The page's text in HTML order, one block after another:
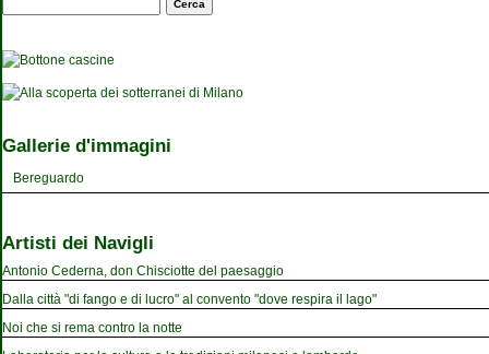
Gallerie d'immagini
Bereguardo
Artisti dei Navigli
Antonio Cederna, don Chisciotte del paesaggio
Dalla città "di fango e di lucro" al convento "dove respira il lago"
Noi che si rema contro la notte